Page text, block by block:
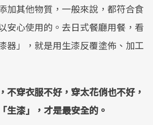
加其他物質，一般來說，都符合食
安心使用的。去日式餐廳用餐，看
器」，就是用生漆反覆塗佈、加工
不穿衣服不好，穿太花俏也不好，
生漆」，才是最安全的。